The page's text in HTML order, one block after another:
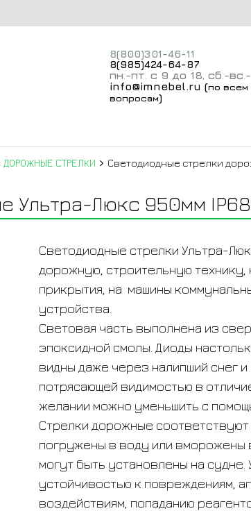
8(800)301-46-11
8(985)424-64-87
пн -пт с 9 до 18, сб -вс
info@imnebel.ru (по всем
вопросам)
ДОРОЖНЫЕ СТРЕЛКИ Светодиодные стрелки
Люкс 950мм IP68
Светодиодные стрелки Ультра-
дорожную, строительную
прикрытия, на машины
устройства.
Световая часть выполнена из
эпоксидной смолы. Диоды
видны даже через налипший снег
потрясающей видимостью в
желании можно уменьшить с
Стрелки дорожные соответствуют
погружены в воду или вморожены
могут быть установлены на
устойчивостью к повреждениям,
воздействиям, попаданию